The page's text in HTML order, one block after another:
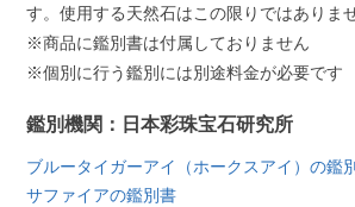
す。使用する天然石はこの限りではありま
※商品に鑑別書は付属しておりません
※個別に行う鑑別には別途料金が必要です
鑑別機関：日本彩珠宝石研究所
ブルータイガーアイ（ホークスアイ）の鑑
サファイアの鑑別書